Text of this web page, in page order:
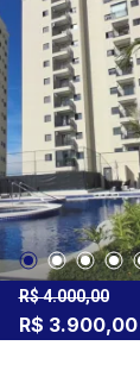
e comodidade:
society
em
Entre em contato e
R$ 4.000,00
R$ 3.900,00